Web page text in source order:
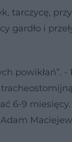
tarczycę,
gardło i
powikłań”. -
6-9